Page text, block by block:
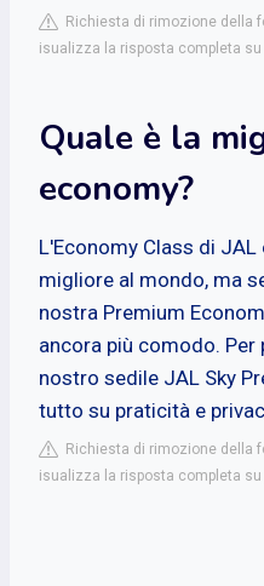
Richiesta di rimozione della
isualizza la risposta completa
Quale è la
economy?
L'Economy Class di
migliore al mondo, ma
nostra Premium
ancora più comodo.
nostro sedile JAL Sky
tutto su praticità e
Richiesta di rimozione della
isualizza la risposta completa su